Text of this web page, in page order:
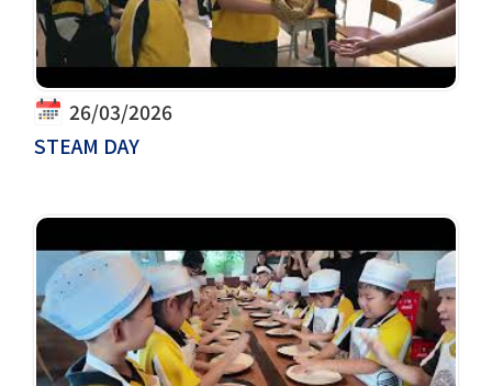
26/03/2026
STEAM DAY